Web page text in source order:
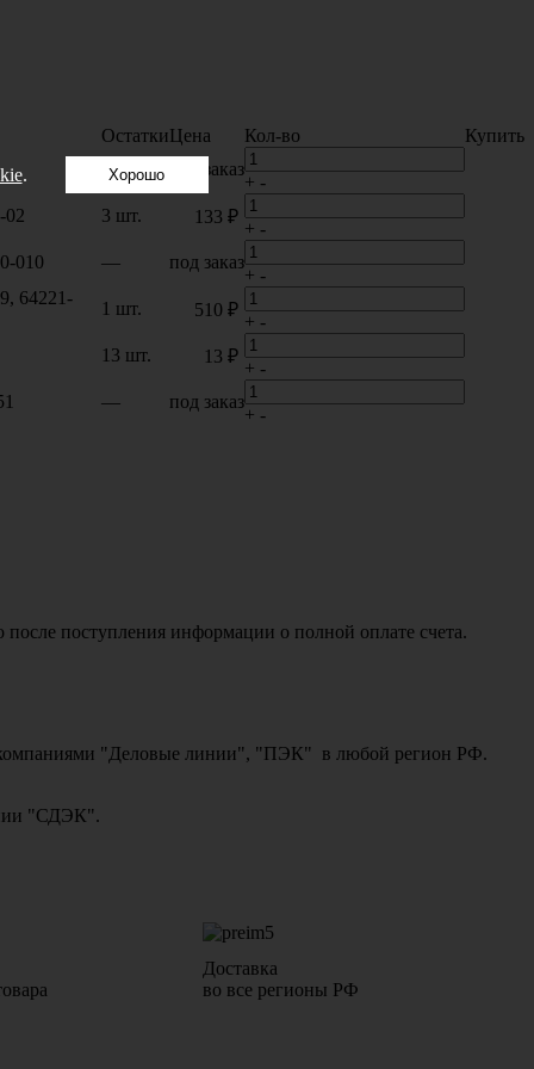
ОстаткиЦена Кол-во
Купить
—
под заказ
+ -
02
3 шт. 133 ₽
+ -
010
— под заказ
+ -
64221-
1 шт. 510 ₽
+ -
13 шт.
13 ₽
+ -
— под заказ
+ -
поступления информации о полной оплате счета.
компаниями "Деловые линии", "ПЭК" в любой регион РФ.
"СДЭК".
Доставка
во все регионы РФ
. Хорошо